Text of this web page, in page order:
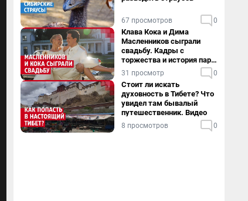
67 просмотров 0
Клава Кока и Дима
Масленников сыграли
свадьбу. Кадры с
торжества и история пары
— в видео
31 просмотр 0
Стоит ли искать
духовность в Тибете? Что
увидел там бывалый
путешественник. Видео
8 просмотров 0